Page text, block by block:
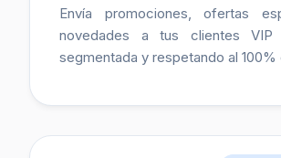
Envía promociones, ofertas
novedades a tus clientes
segmentada y respetando al 100%